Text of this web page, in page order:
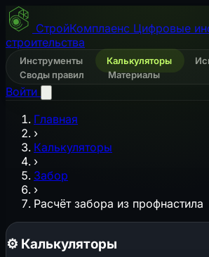
СтройКомплаенс Цифровые
строительства
Инструменты Калькуляторы
Своды правил
Материалы
Войти
Главная
›
Калькуляторы
›
Забор
›
Расчёт забора из профнастила
⚙️ Калькуляторы